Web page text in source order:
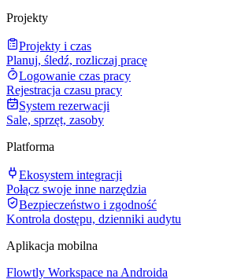
Projekty
Projekty i czas
Planuj, śledź, rozliczaj pracę
Logowanie czas pracy
Rejestracja czasu pracy
System rezerwacji
Sale, sprzęt, zasoby
Platforma
Ekosystem integracji
Połącz swoje inne narzędzia
Bezpieczeństwo i zgodność
Kontrola dostępu, dzienniki audytu
Aplikacja mobilna
Flowtly Workspace na Androida